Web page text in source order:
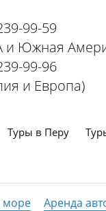
99-59
Южная
99-96
и Европа)
Туры в Перу
море Аренда